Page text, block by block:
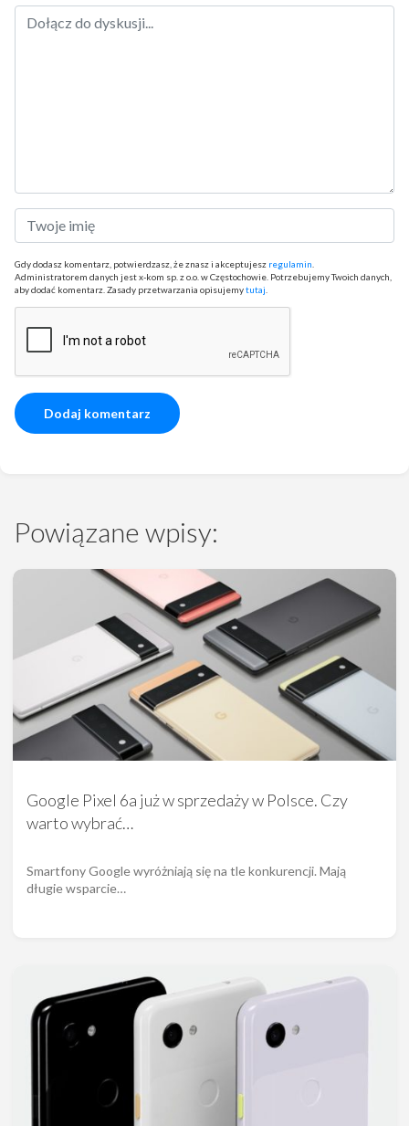
Gdy dodasz komentarz, potwierdzasz, że znasz i akceptujesz regulamin
Administratorem danych jest x-kom sp. z o.o. w Częstochowie. Potrzebujemy Twoich danych,
aby dodać komentarz. Zasady przetwarzania opisujemytutaj
Powiązane wpisy:
Google Pixel 6a już w sprzedaży w Polsce. Czy
warto wybrać…
Smartfony Google wyróżniają się na tle konkurencji. Mają
długie wsparcie…